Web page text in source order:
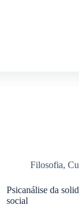
Filosofia,
Psicanálise da
social